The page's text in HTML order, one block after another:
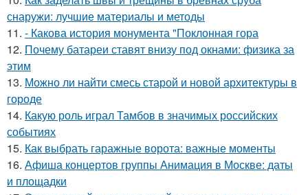
снаружи: лучшие материалы и методы
11. - Какова история монумента "Поклонная гора
12. Почему батареи ставят внизу под окнами: физика за
этим
13. Можно ли найти смесь старой и новой архитектуры в
городе
14. Какую роль играл Тамбов в значимых российских
событиях
15. Как выбрать гаражные ворота: важные моменты
16. Афиша концертов группы Анимация в Москве: даты
и площадки